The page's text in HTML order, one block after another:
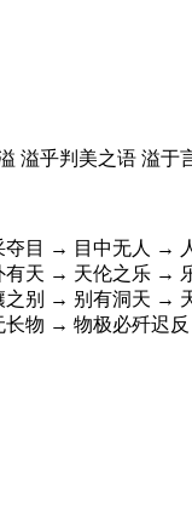
溢乎判美之语 溢于
目 → 目中无人 →
天 → 天伦之乐 →
别 → 别有洞天 →
物 → 物极必歼迟